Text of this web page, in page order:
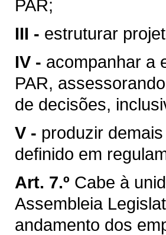
PAR;
III - estruturar
IV - acompanhar a
PAR,
de decisões,
V - produzir
definido em
Art. 7.º Cabe à
Assembleia
andamento dos